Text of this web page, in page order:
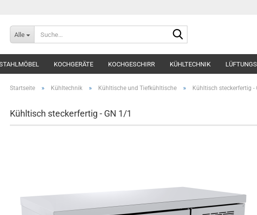
Alle
KOCHGERÄTE KOCHGESCHIRR KÜHLTECHNIK
Startseite » Kühltechnik » Kühltische und Tiefkühltische » Kühltisch steckerfertig -
Kühltisch steckerfertig - GN 1/1